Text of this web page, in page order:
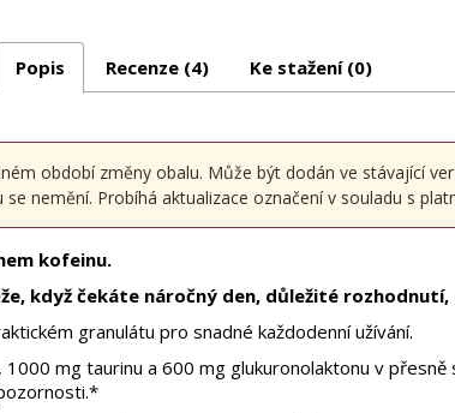
Popis Recenze (4) Ke stažení (0)
období změny obalu. Může být dodán ve stávající
nemění. Probíhá aktualizace označení v souladu s
kofeinu.
když čekáte náročný den, důležité
granulátu pro snadné každodenní užívání.
mg taurinu a 600 mg glukuronolaktonu v